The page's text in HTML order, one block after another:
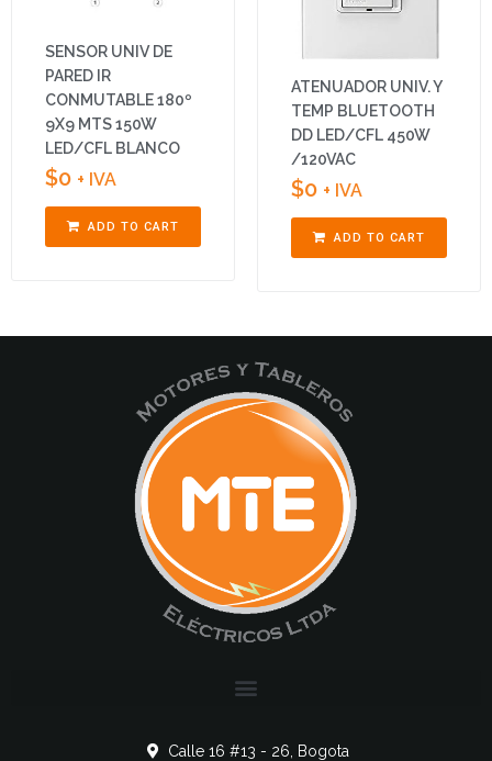
SENSOR UNIV DE
PARED IR
CONMUTABLE 180º
9X9 MTS 150W
LED/CFL BLANCO
$0 + IVA
ADD TO CART
ATENUADOR UNIV. Y
TEMP BLUETOOTH
DD LED/CFL 450W
/120VAC
$0 + IVA
ADD TO CART
Calle 16 #13 - 26, Bogota